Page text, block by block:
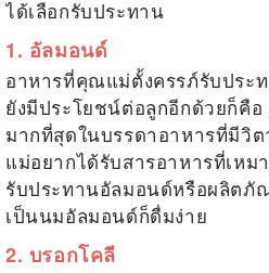
ได้เลือกรับประทาน
1. อัลมอนด์
อาหารที่คุณแม่ตั้งครรภ์รับประ
ยังมีประโยชน์ต่อลูกอีกด้วยก็คื
มากที่สุดในบรรดาอาหารที่มีวิ
แม่อยากได้รับสารอาหารที่เห
รับประทานอัลมอนด์หรือผลิตภั
เป็นนมอัลมอนด์ก็ดื่มง่าย
2. บรอกโคลี